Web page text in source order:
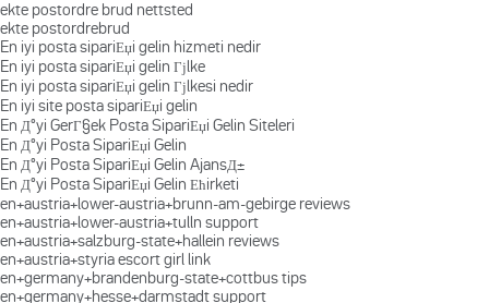
ekte postordre brud nettsted
ekte postordrebrud
En iyi posta sipariЕџi gelin hizmeti nedir
En iyi posta sipariЕџi gelin Гјlke
En iyi posta sipariЕџi gelin Гјlkesi nedir
En iyi site posta sipariЕџi gelin
En Д°yi GerГ§ek Posta SipariЕџi Gelin Siteleri
En Д°yi Posta SipariЕџi Gelin
En Д°yi Posta SipariЕџi Gelin AjansД±
En Д°yi Posta SipariЕџi Gelin Ећirketi
en+austria+lower-austria+brunn-am-gebirge reviews
en+austria+lower-austria+tulln support
en+austria+salzburg-state+hallein reviews
en+austria+styria escort girl link
en+germany+brandenburg-state+cottbus tips
en+germany+hesse+darmstadt support